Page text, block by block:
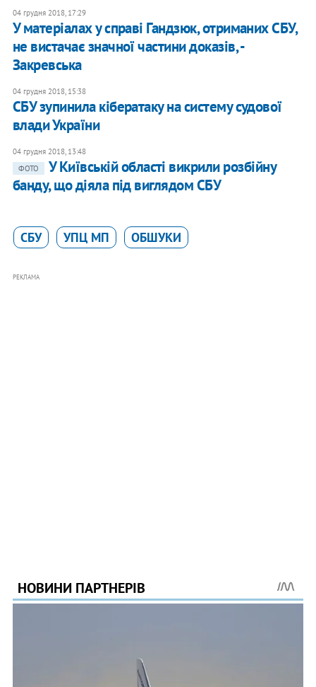
04 грудня 2018, 17:29
У матеріалах у справі Гандзюк, отриманих СБУ,
не вистачає значної частини доказів, -
Закревська
04 грудня 2018, 15:38
СБУ зупинила кібератаку на систему судової
влади України
04 грудня 2018, 13:48
ФОТО
У Київській області викрили розбійну
банду, що діяла під виглядом СБУ
СБУ УПЦ МП ОБШУКИ
РЕКЛАМА